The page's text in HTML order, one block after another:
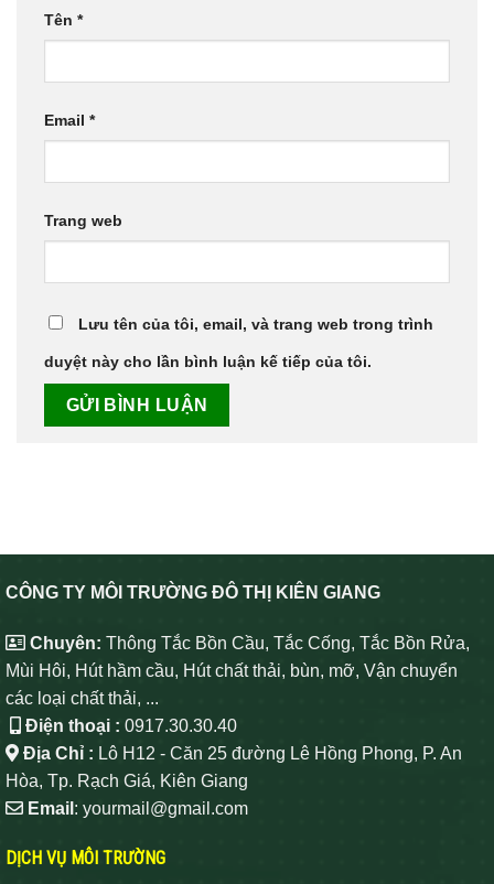
Tên *
Email *
Trang web
Lưu tên của tôi, email, và trang web trong trình
duyệt này cho lần bình luận kế tiếp của tôi.
CÔNG TY MÔI TRƯỜNG ĐÔ THỊ KIÊN GIANG
Chuyên: Thông Tắc Bồn Cầu, Tắc Cống, Tắc Bồn Rửa,
Mùi Hôi, Hút hầm cầu, Hút chất thải, bùn, mỡ, Vận chuyển
các loại chất thải, ...
Điện thoại : 0917.30.30.40
Địa Chỉ : Lô H12 - Căn 25 đường Lê Hồng Phong, P. An
Hòa, Tp. Rạch Giá, Kiên Giang
Email : yourmail@gmail.com
DỊCH VỤ MÔI TRƯỜNG